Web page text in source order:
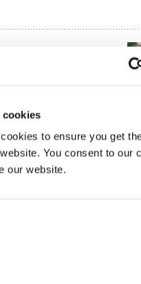
cookies
to ensure you get
You consent to our
our website.
lagerstabiler
guten Feuchtigkeits-
für kritische
für